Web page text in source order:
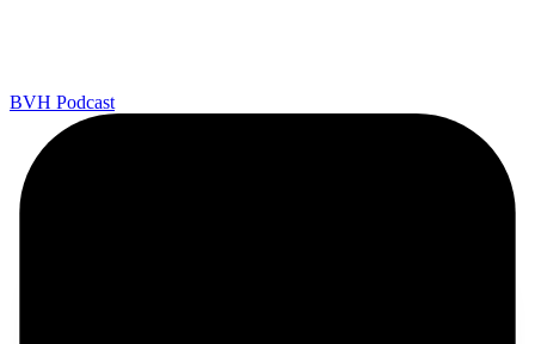
BVH Podcast